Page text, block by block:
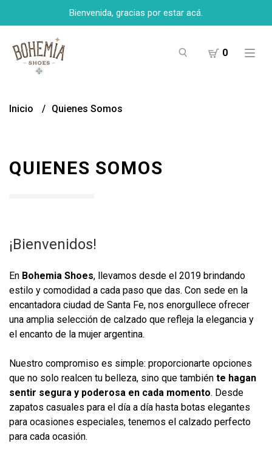
Bienvenida, gracias por estar acá.
0
Inicio Quienes Somos
QUIENES SOMOS
¡Bienvenidos!
En Bohemia Shoes, llevamos desde el 2019 brindando
estilo y comodidad a cada paso que das. Con sede en la
encantadora ciudad de Santa Fe, nos enorgullece ofrecer
una amplia selección de calzado que refleja la elegancia y
el encanto de la mujer argentina.
Nuestro compromiso es simple: proporcionarte opciones
que no solo realcen tu belleza, sino que también te hagan
sentir segura y poderosa en cada momento. Desde
zapatos casuales para el día a día hasta botas elegantes
para ocasiones especiales, tenemos el calzado perfecto
para cada ocasión.